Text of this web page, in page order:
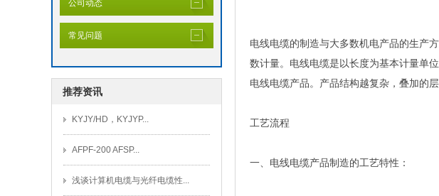
公司动态
常见问题
推荐资讯
KYJY/HD，KYJYP...
AFPF-200 AFSP...
浅谈计算机电缆与光纤电缆性...
电线电缆的制造与大多数机电产品的生产
数计量。电线电缆是以长度为基本计量单
电线电缆产品。产品结构越复杂，叠加的层
工艺流程
一、电线电缆产品制造的工艺特性：